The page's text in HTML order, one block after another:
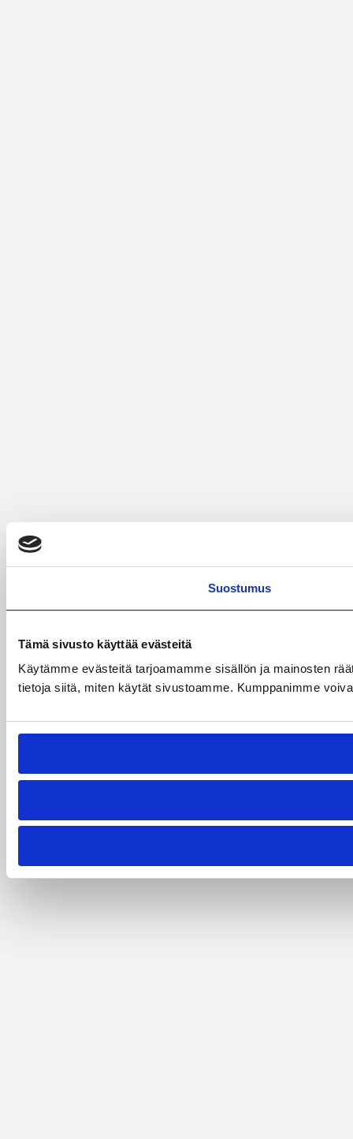
Suostumus
Tämä sivusto käyttää evästeitä
Käytämme evästeitä tarjoamamme sisällön ja mainosten
tietoja siitä, miten käytät sivustoamme. Kumppanimme